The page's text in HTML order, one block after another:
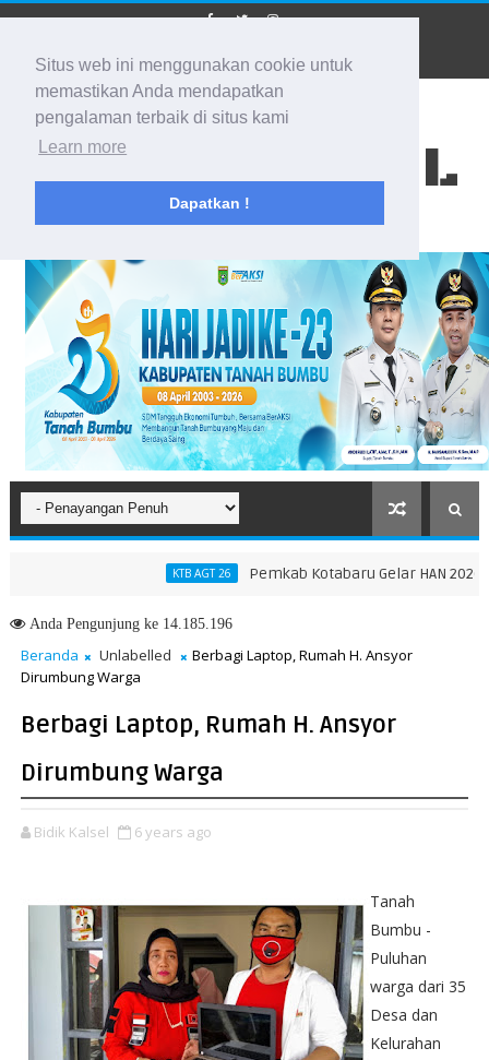
Situs web ini menggunakan cookie untuk
memastikan Anda mendapatkan
pengalaman terbaik di situs kami
Learn more
Dapatkan !
BIDIK KALSEL
Membidik Ke Segala Arah
KTB AGT 26 Pemkab Kotabaru Gelar HAN 2026,
AndaPengunjung ke 14.185.196
Beranda Unlabelled
Berbagi Laptop, Rumah H. Ansyor
Dirumbung Warga
Berbagi Laptop, Rumah H. Ansyor
Dirumbung Warga
Bidik Kalsel 6 years ago
Tanah
Bumbu -
Puluhan
warga dari 35
Desa dan
Kelurahan